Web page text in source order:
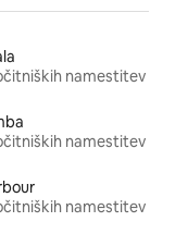
namestitev
namestitev
namestitev